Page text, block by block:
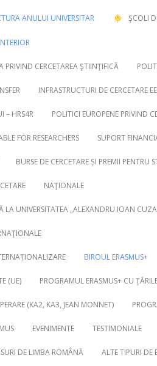
ANULUI UNIVERSITAR ŞCOLI
PRIVIND CERCETAREA ŞTIINŢIFICĂ
INFRASTRUCTURI DE CERCETARE
– HRS4R POLITICI EUROPENE PRIVIND
FOR RESEARCHERS SUPORT
BURSE DE CERCETARE ȘI PREMII PENTRU
NAŢIONALE
LA UNIVERSITATEA „ALEXANDRU IOAN
BIROUL ERASMUS+
(UE) PROGRAMUL ERASMUS+ CU
(KA2, KA3, JEAN MONNET)
EVENIMENTE TESTIMONIALE
DE LIMBA ROMÂNĂ ALTE TIPURI DE